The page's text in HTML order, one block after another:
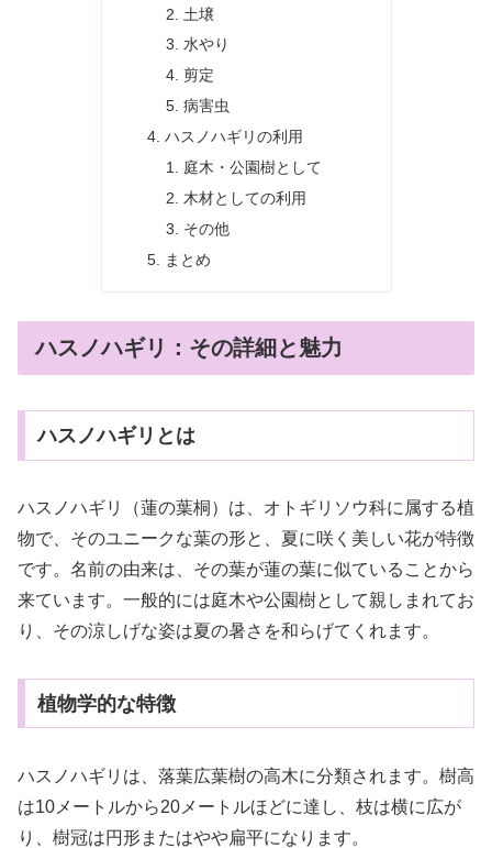
土壌
水やり
剪定
病害虫
ハスノハギリの利用
庭木・公園樹として
木材としての利用
その他
まとめ
ハスノハギリ：その詳細と魅力
ハスノハギリとは
ハスノハギリ（蓮の葉桐）は、オトギリソウ科に属する植
物で、そのユニークな葉の形と、夏に咲く美しい花が特徴
です。名前の由来は、その葉が蓮の葉に似ていることから
来ています。一般的には庭木や公園樹として親しまれてお
り、その涼しげな姿は夏の暑さを和らげてくれます。
植物学的な特徴
ハスノハギリは、落葉広葉樹の高木に分類されます。樹高
は10メートルから20メートルほどに達し、枝は横に広が
り、樹冠は円形またはやや扁平になります。